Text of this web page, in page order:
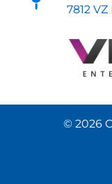
7812
© 2026